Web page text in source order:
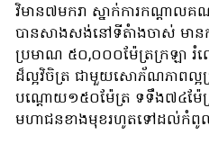
វិមាន៧មករា ស្នាក់ការកណ្តាលគ
បានសាងសង់នៅទីតំាងចាស់ មា
ប្រមាណ ៥០,០០០ម៉ែត្រក្រឡា រំល
ដ៏ល្អវិចិត្រ ជាមួយសោភ័ណភាពល្
បណ្ដោយ១៥០ម៉ែត្រ ទទឹង៧៤ម៉ែ
មហាជនខាងមុខរហូតទៅដល់កំពូល